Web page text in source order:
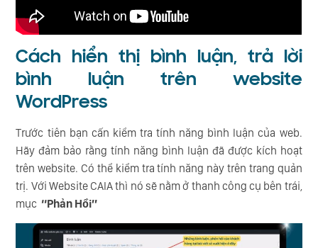
Cách hiển thị bình luận, trả lời
bình luận trên website
WordPress
Trước tiên bạn cấn kiểm tra tính năng bình luận của web.
Hãy đảm bảo rằng tính năng bình luận đã được kích hoạt
trên website. Có thể kiểm tra tính năng này trên trang quản
trị. Với Website CAIA thì nó sẽ nằm ở thanh công cụ bên trái,
mục “Phản Hồi”